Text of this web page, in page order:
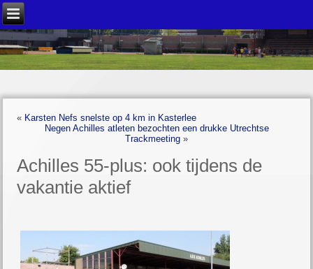
« Karsten Nefs snelste op 4 km in Kasterlee
Negen Achilles atleten bezochten een drukke Utrechtse
Trackmeeting »
Achilles 55-plus: ook tijdens de
vakantie aktief